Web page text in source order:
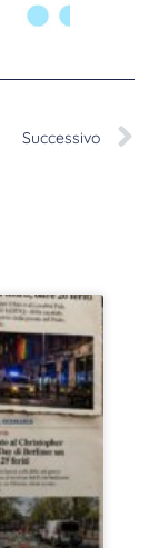
Successivo